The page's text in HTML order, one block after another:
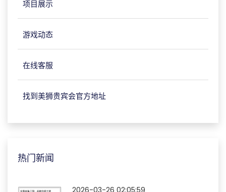
项目展示
游戏动态
在线客服
找到美狮贵宾会官方地址
热门新闻
2026-03-26 02:05:59